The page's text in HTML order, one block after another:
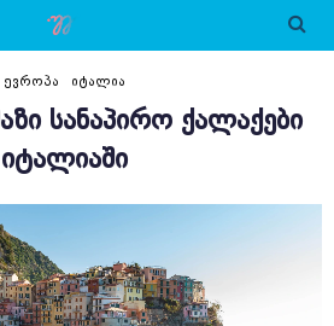
ᲔᲕᲠᲝᲞᲐ ᲘᲢᲐᲚᲘᲐ
ᲡᲐᲜᲐᲞᲘᲠᲝ ᲥᲐᲚᲐᲥᲔᲑᲘ
ᲘᲢᲐᲚᲘᲐᲨᲘ